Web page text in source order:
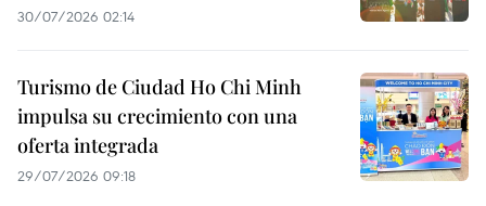
30/07/2026 02:14
Turismo de Ciudad Ho Chi Minh
impulsa su crecimiento con una
oferta integrada
29/07/2026 09:18